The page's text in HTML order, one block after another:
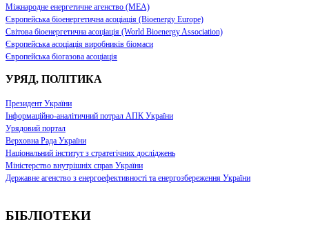
Міжнародне енергетичне агенство (МЕА)
Європейська біоенергетична асоціація (Bioenergy Europe)
Світова біоенергетична асоціація (World Bioenergy Association)
Європейська асоціація виробників біомаси
Європейська біогазова асоціація
УРЯД, ПОЛІТИКА
Президент України
Інформаційно-аналітичний потрал АПК України
Урядовий портал
Верховна Рада України
Національний інститут з стратегічних досліджень
Міністерство внутрішніх справ України
Державне агенство з енергоефективності та енергозбереження України
БІБЛІОТЕКИ